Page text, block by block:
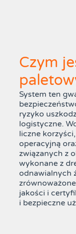
Czym
System ten
ryzyko
logistyczne.
liczne
operacyjną
związanych z
wykonane z
odnawialnych
jakości i
i bezpieczne